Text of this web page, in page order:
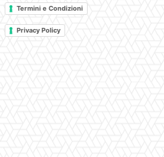
Termini e Condizioni
Privacy Policy